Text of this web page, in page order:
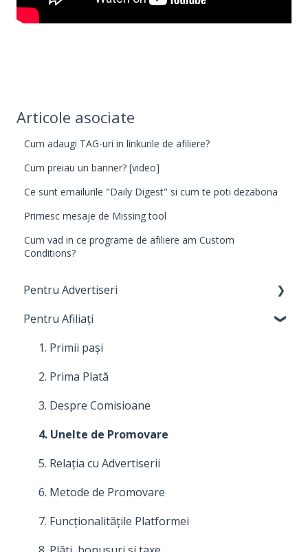
Articole asociate
Cum adaugi TAG-uri in linkurile de afiliere?
Cum preiau un banner? [video]
Ce sunt emailurile "Daily Digest" si cum te poti dezabona
Primesc mesaje de Missing tool
Cum vad in ce programe de afiliere am Custom
Conditions?
Pentru Advertiseri
1. Primi pași
2. Costuri, plăți și facturare
3. Relația cu Afiliații
4. Despre comisioane
5. Cum să îți îmbunătățești programul de
Pentru Afiliați
1. Primii pași
2. Prima Plată
3. Despre Comisioane
4. Unelte de Promovare
5. Relația cu Advertiserii
6. Metode de Promovare
7. Funcționalitățile Platformei